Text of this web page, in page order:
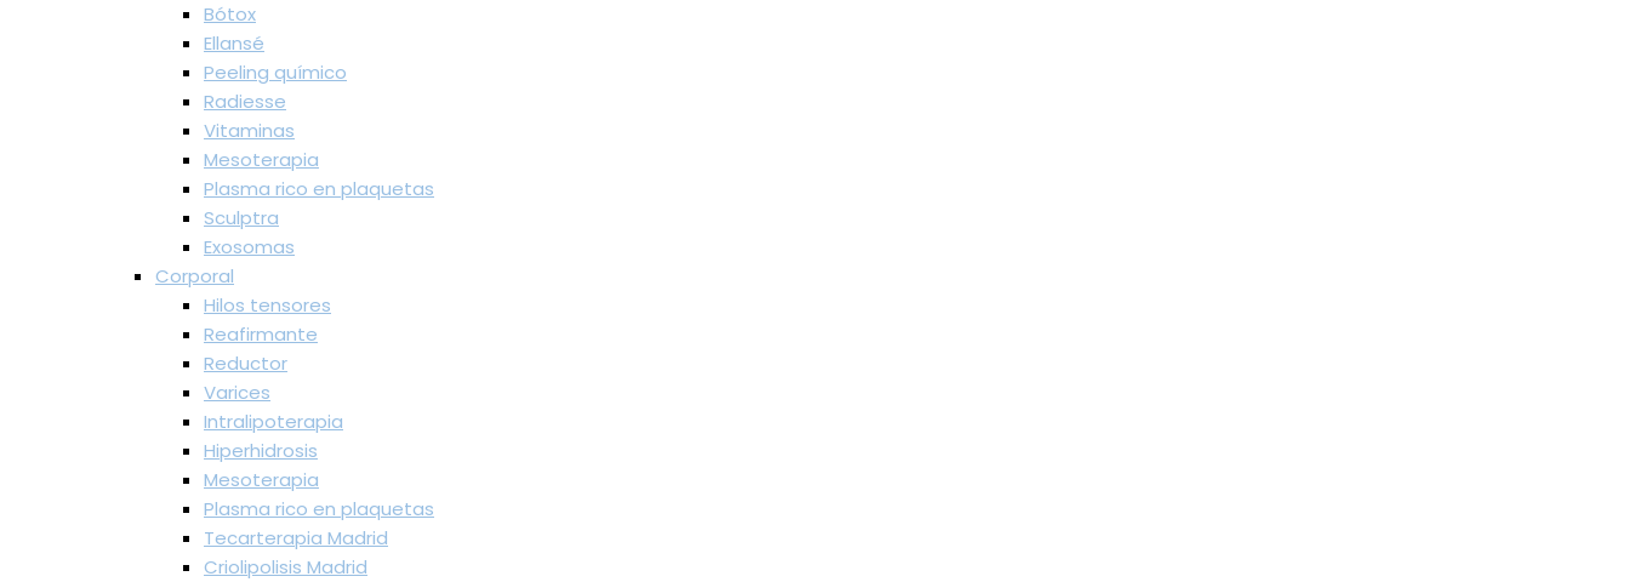
Bótox
Ellansé
Peeling químico
Radiesse
Vitaminas
Mesoterapia
Plasma rico en plaquetas
Sculptra
Exosomas
Corporal
Hilos tensores
Reafirmante
Reductor
Varices
Intralipoterapia
Hiperhidrosis
Mesoterapia
Plasma rico en plaquetas
Tecarterapia Madrid
Criolipolisis Madrid